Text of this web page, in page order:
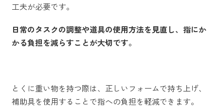
工夫が必要です。
日常のタスクの調整や道具の使用方法を見直し、指にか
かる負担を減らすことが大切です。
とくに重い物を持つ際は、正しいフォームで持ち上げ、
補助具を使用することで指への負担を軽減できます。